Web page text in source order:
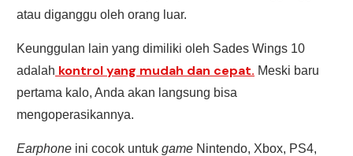
atau diganggu oleh orang luar.
Keunggulan lain yang dimiliki oleh Sades Wings 10
adalah kontrol yang mudah dan cepat. Meski baru
pertama kalo, Anda akan langsung bisa
mengoperasikannya.
Earphone ini cocok untuk game Nintendo, Xbox, PS4,